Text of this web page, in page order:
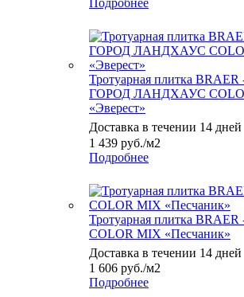
Подробнее
Тротуарная плитка
ГОРОД ЛАНДХАУС
«Эверест»
Доставка в течении 14 дней
1 439 руб./м2
Подробнее
Тротуарная плитка
COLOR MIX «Песчаник»
Доставка в течении 14 дней
1 606 руб./м2
Подробнее